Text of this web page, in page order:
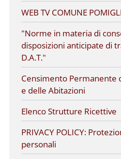
WEB TV COMUNE
"Norme in materia di
disposizioni anticipate di
D.A.T."
Censimento Permanente
e delle Abitazioni
Elenco Strutture Ricettive
PRIVACY POLICY:
personali